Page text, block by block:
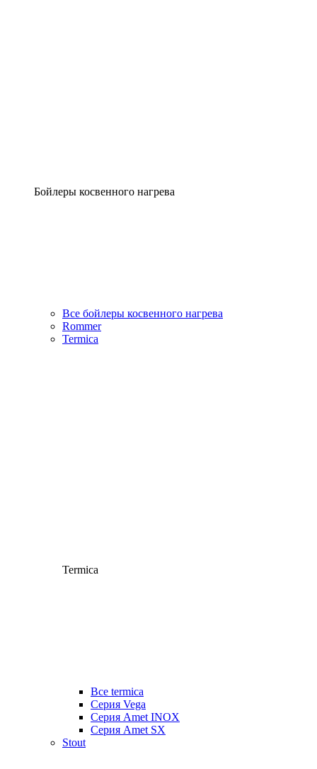
Бойлеры косвенного нагрева
Все бойлеры косвенного нагрева
Rommer
Termica
Termica
Все termica
Серия Vega
Серия Amet INOX
Серия Amet SX
Stout